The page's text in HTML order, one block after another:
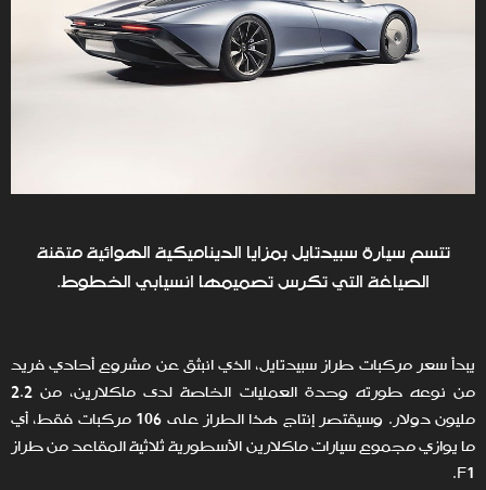
تتسم سيارة سبيدتايل بمزايا الديناميكية الهوائية متقنة
الصياغة التي تكرس تصميمها انسيابي الخطوط.
يبدأ سعر مركبات طراز سبيدتايل، الذي انبثق عن مشروع أحادي فريد
من نوعه طورته وحدة العمليات الخاصة لدى ماكلارين، من 2.2
مليون دولار. وسيقتصر إنتاج هذا الطراز على 106 مركبات فقط، أي
ما يوازي مجموع سيارات ماكلارين الأسطورية ثلاثية المقاعد من طراز
F1.